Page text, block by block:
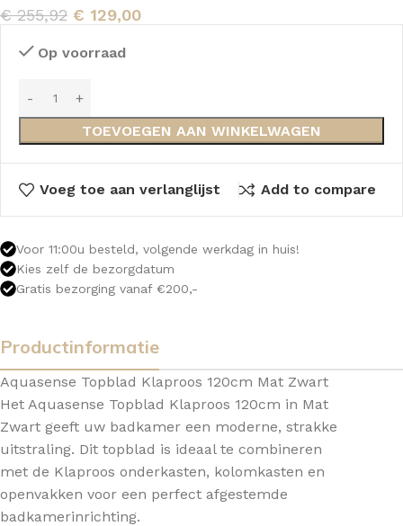
€255,92 € 129,00
Op voorraad
TOEVOEGEN AAN WINKELWAGEN
Voeg toe aan verlanglijst Add to compare
Voor 11:00u besteld, volgende werkdag in huis!
Kies zelf de bezorgdatum
Gratis bezorging vanaf €200,-
Productinformatie
Aquasense Topblad Klaproos 120cm Mat Zwart
Het Aquasense Topblad Klaproos 120cm in Mat
Zwart geeft uw badkamer een moderne, strakke
uitstraling. Dit topblad is ideaal te combineren
met de Klaproos onderkasten, kolomkasten en
openvakken voor een perfect afgestemde
badkamerinrichting.